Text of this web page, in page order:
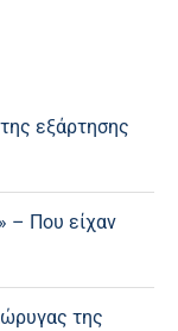
εξάρτησης
– Που είχαν
της